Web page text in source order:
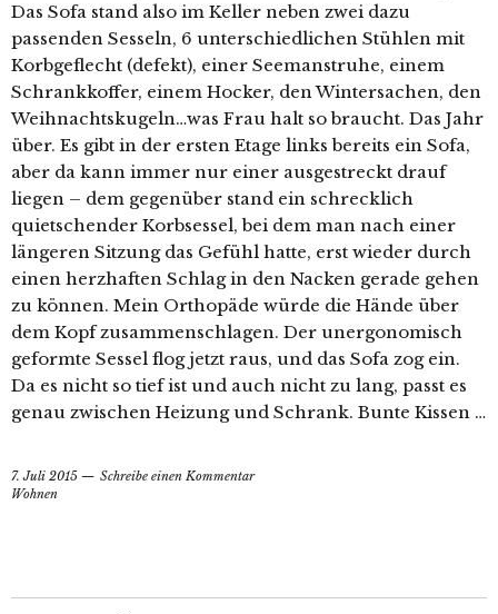
Das Sofa stand also im Keller neben zwei dazu
passenden Sesseln, 6 unterschiedlichen Stühlen mit
Korbgeflecht (defekt), einer Seemanstruhe, einem
Schrankkoffer, einem Hocker, den Wintersachen, den
Weihnachtskugeln…was Frau halt so braucht. Das Jahr
über. Es gibt in der ersten Etage links bereits ein Sofa,
aber da kann immer nur einer ausgestreckt drauf
liegen – dem gegenüber stand ein schrecklich
quietschender Korbsessel, bei dem man nach einer
längeren Sitzung das Gefühl hatte, erst wieder durch
einen herzhaften Schlag in den Nacken gerade gehen
zu können. Mein Orthopäde würde die Hände über
dem Kopf zusammenschlagen. Der unergonomisch
geformte Sessel flog jetzt raus, und das Sofa zog ein.
Da es nicht so tief ist und auch nicht zu lang, passt es
genau zwischen Heizung und Schrank. Bunte Kissen …
7. Juli 2015
Schreibe einen Kommentar
Wohnen